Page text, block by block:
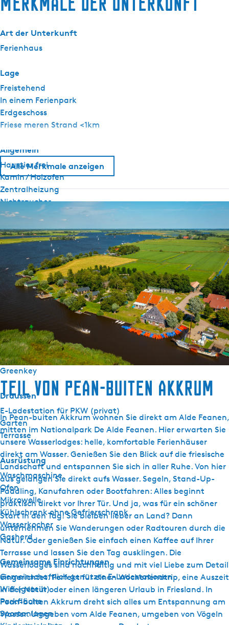
Art der Unterkunft
Ferienhaus
Lage
Freistehend
In einem Ferienpark
Erdgeschoss
Friese meren Strand <1km
Allgemein
Haustier frei
Kamin / Holzofen
Zentralheizung
Nichtraucher
WiFi (privat)
Bettdecken
Badezimmer EG
Separate Toilette
Dusche
Sauna (geteilt)
Umweltfreundlich
Greenkey
Draussen
E-Ladestation für PKW (privat)
Garten
Terrasse
Ausrüstung
Waschmaschine
Ofen
Mikrowelle
Kühlschrank ohne Gefrierschrank
Wasserkocher
Gasherd
Gemeinsame Einrichtungen
Gemeinschaftlich genutzte E-Ladestationen
Wifi (geteilt)
Parkfläche
Sportanlagen
Alle Merkmale anzeigen
Teil von Pean-buiten Akkrum
In Pean-buiten Akkrum wohnen Sie direkt am Alde Feanen,
mitten im Nationalpark De Alde Feanen. Hier erwarten Sie
unsere Wasserlodges: helle, komfortable Ferienhäuser
direkt am Wasser. Genießen Sie den Blick auf die friesische
Landschaft und entspannen Sie sich in aller Ruhe. Von hier
aus gelangen Sie direkt aufs Wasser. Segeln, Stand-Up-
Paddling, Kanufahren oder Bootfahren: Alles beginnt
praktisch direkt vor Ihrer Tür. Und ja, was für ein schöner
Start in den Tag! Sie bleiben lieber an Land? Dann
unternehmen Sie Wanderungen oder Radtouren durch die
Natur. Oder genießen Sie einfach einen Kaffee auf Ihrer
Terrasse und lassen Sie den Tag ausklingen. Die
Wasserlodges sind nachhaltig und mit viel Liebe zum Detail
eingerichtet. Perfekt für einen Wochenendtrip, eine Auszeit
in der Natur oder einen längeren Urlaub in Friesland. In
Pean-buiten Akkrum dreht sich alles um Entspannung am
Wasser. Umgeben vom Alde Feanen, umgeben von Vögeln